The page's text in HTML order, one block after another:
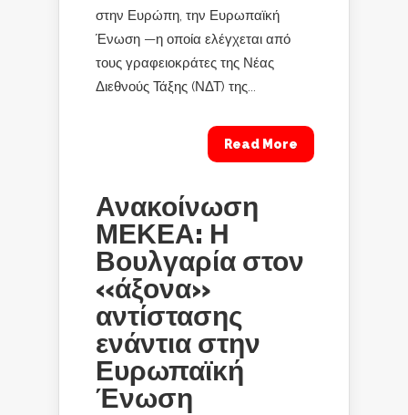
στην Ευρώπη, την Ευρωπαϊκή
Ένωση —η οποία ελέγχεται από
τους γραφειοκράτες της Νέας
Διεθνούς Τάξης (ΝΔΤ) της...
Read More
Ανακοίνωση
ΜΕΚΕΑ: Η
Βουλγαρία στον
«άξονα»
αντίστασης
ενάντια στην
Ευρωπαϊκή
Ένωση